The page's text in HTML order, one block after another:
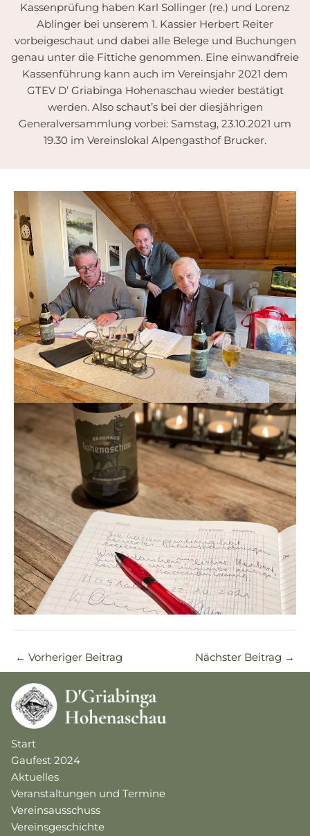
Kassenprüfung haben Karl Sollinger (re.) und Lorenz
Ablinger bei unserem 1. Kassier Herbert Reiter
vorbeigeschaut und dabei alle Belege und Buchungen
genau unter die Fittiche genommen. Eine einwandfreie
Kassenführung kann auch im Vereinsjahr 2021 dem
GTEV D’ Griabinga Hohenaschau wieder bestätigt
werden. Also schaut’s bei der diesjährigen
Generalversammlung vorbei: Samstag, 23.10.2021 um
19.30 im Vereinslokal Alpengasthof Brucker.
← Vorheriger Beitrag Nächster Beitrag →
Start
Gaufest 2024
Aktuelles
Veranstaltungen und Termine
Vereinsausschuss
Vereinsgeschichte